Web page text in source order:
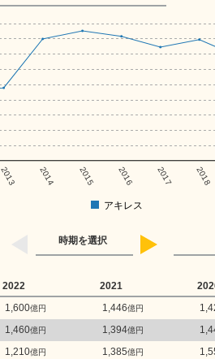
2013 2014 2015 2016 2017 2018
アキレス
時期を選択
2022 2021
1,600億円 1,446億円
1,460億円 1,394億円
1,210億円 1,385億円